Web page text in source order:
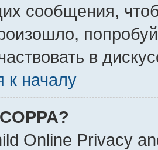
сообщения,
в
к началу
Online Privacy